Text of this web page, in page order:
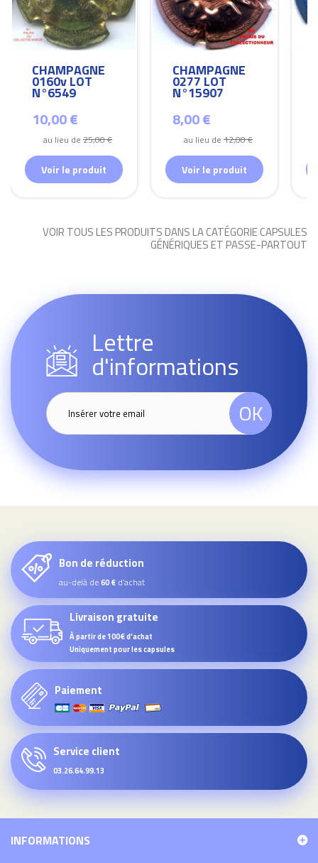
CHAMPAGNE
0160v LOT
N°6549
10,00 €
au lieu de 25,00 €
Voir le produit
CHAMPAGNE
0277 LOT
N°15907
8,00 €
au lieu de 12,00 €
Voir le produit
VOIR TOUS LES PRODUITS DANS LA CATÉGORIE CAPSULES
GÉNÉRIQUES ET PASSE-PARTOUT
Lettre
d'informations
OK
Bon de réduction
au-delà de60 € d’achat
Livraison gratuite
À partir de 100€ d'achat
Uniquement pour les capsules
Paiement
Service client
03.26.64.99.13
INFORMATIONS